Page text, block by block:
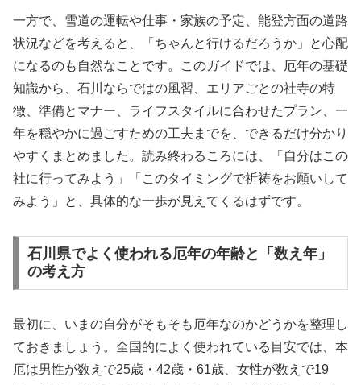
一方で、雪道の運転や仕事・家族の予定、能登方面の道路
状況などを考えると、「ちゃんと行けるだろうか」と心配
になるのも自然なことです。このガイドでは、厄年の基礎
知識から、石川ならではの風習、エリアごとの社寺の特
徴、準備とマナー、ライフスタイルに合わせたプラン、一
年を穏やかに過ごすための工夫までを、できるだけ分かり
やすくまとめました。読み終わるころには、「自分はこの
社に行ってみよう」「このタイミングで祈祷をお願いして
みよう」と、具体的な一歩が見えてくるはずです。
石川県でよく使われる厄年の年齢と「数え年」
の考え方
最初に、いまの自分がそもそも厄年なのかどうかを整理し
ておきましょう。全国的によく使われている目安では、本
厄は男性が数えで25歳・42歳・61歳、女性が数えで19